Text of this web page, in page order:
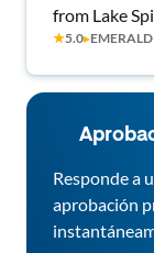
from Lake
★5.0▸
Responde a
aprobación